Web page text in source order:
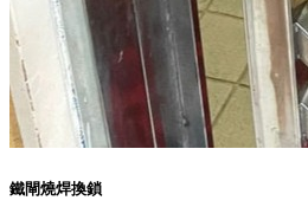
鐵閘燒焊換鎖